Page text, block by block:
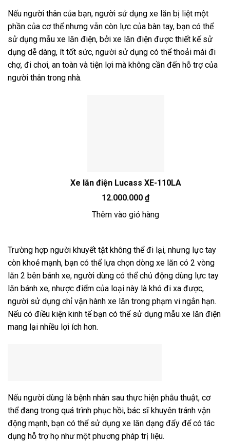
Nếu người thân của bạn, người sử dụng xe lăn bị liệt một
phần của cơ thể nhưng vẫn còn lực của bàn tay, bạn có thể
sử dụng mẫu xe lăn điện, bởi xe lăn điện được thiết kế sử
dụng dễ dàng, ít tốt sức, người sử dụng có thể thoải mái đi
chợ, đi chơi, an toàn và tiện lợi mà không cần đến hỗ trợ của
người thân trong nhà.
Xe lăn điện Lucass XE-110LA
12.000.000₫
Thêm vào giỏ hàng
Trường hợp người khuyết tật không thể đi lại, nhưng lực tay
còn khoẻ mạnh, bạn có thể lựa chọn dòng xe lăn có 2 vòng
lăn 2 bên bánh xe, người dùng có thể chủ động dùng lực tay
lăn bánh xe, nhược điểm của loại này là khó đi xa được,
người sử dụng chỉ vận hành xe lăn trong phạm vi ngắn hạn.
Nếu có điều kiện kinh tế bạn có thể sử dụng mẫu xe lăn điện
mang lại nhiều lợi ích hơn.
Nếu người dùng là bệnh nhân sau thực hiện phẫu thuật, cơ
thể đang trong quá trình phục hồi, bác sĩ khuyên tránh vận
động mạnh, bạn có thể sử dụng xe lăn dạng đẩy để có tác
dụng hỗ trợ họ như một phương pháp trị liệu.